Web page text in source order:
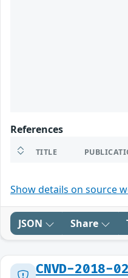
References
TITLE
Show details on source
JSON Share
CNVD-2018-